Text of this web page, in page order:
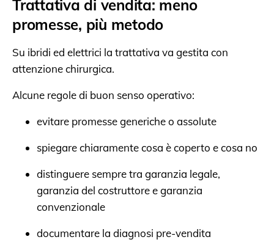
Trattativa di vendita: meno
promesse, più metodo
Su ibridi ed elettrici la trattativa va gestita con
attenzione chirurgica.
Alcune regole di buon senso operativo:
evitare promesse generiche o assolute
spiegare chiaramente cosa è coperto e cosa no
distinguere sempre tra garanzia legale,
garanzia del costruttore e garanzia
convenzionale
documentare la diagnosi pre-vendita